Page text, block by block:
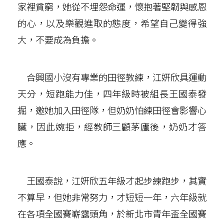
家裡貧窮，她從不埋怨命運，懷抱著堅韌與感恩
的心，以及樂觀進取的態度，希望自己變得強
大，不要成為負擔。
合興國小沒有專業的田徑教練，江姸欣具運動
天分，短跑能力佳，四年級時被組長王國泰發
掘，邀她加入田徑隊，但奶奶怕練田徑會影響心
臟，因此婉拒，經教師三顧茅廬後，奶奶才答
應。
王國泰說，江姸欣五年級才起步練跑步，其實
不算早，但她非常努力，才短短一年，六年級就
在各項全國賽嶄露頭角，於新北市青年盃全國賽